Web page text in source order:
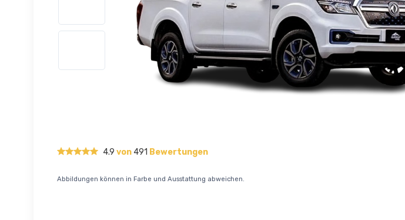
4.9 von 491 Bewertungen
Abbildungen können in Farbe und Ausstattung abweichen.